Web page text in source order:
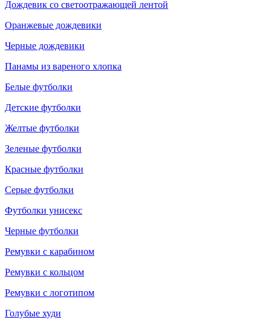
Дождевик со светоотражающей лентой
Оранжевые дождевики
Черные дождевики
Панамы из вареного хлопка
Белые футболки
Детские футболки
Желтые футболки
Зеленые футболки
Красные футболки
Серые футболки
Футболки унисекс
Черные футболки
Ремувки с карабином
Ремувки с кольцом
Ремувки с логотипом
Голубые худи